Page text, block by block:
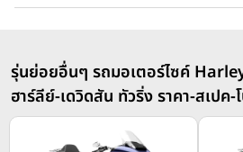
รุ่นย่อยอื่นๆ รถมอเตอร์ไซค์
ฮาร์ลีย์-เดวิดสัน ทัวริ่ง ราคา-สเปค-